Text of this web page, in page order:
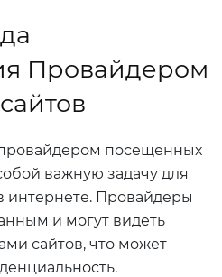
Провайдером
посещенных
важную задачу для
интернете. Провайдеры
и могут видеть
сайтов, что может